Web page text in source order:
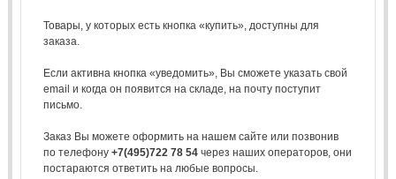
Товары, у которых есть кнопка «купить», доступны для
заказа.
Если активна кнопка «уведомить», Вы сможете указать свой
email и когда он появится на складе, на почту поступит
письмо.
Заказ Вы можете оформить на нашем сайте или позвонив
по телефону +7(495)722 78 54через наших операторов, они
постараются ответить на любые вопросы.